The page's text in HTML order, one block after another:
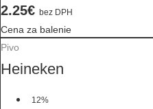
2.25€ bez DPH
Cena za balenie
Pivo
Heineken
12%